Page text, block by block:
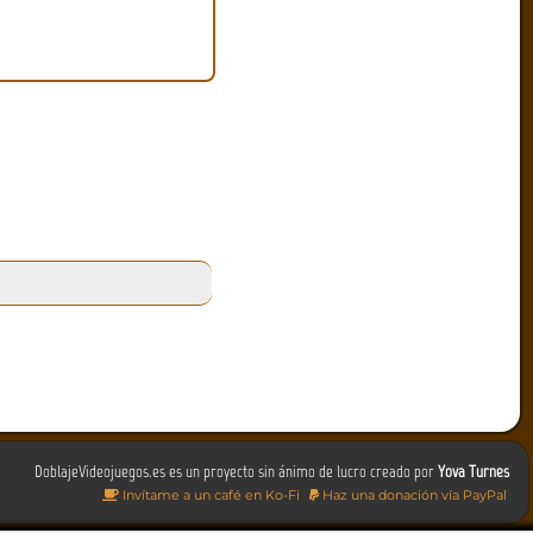
DoblajeVideojuegos.es es un proyecto sin ánimo de lucro creado porYova Turnes
Invítame a un café en Ko-Fi Haz una donación vía PayPal